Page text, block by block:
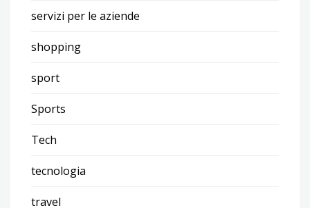
servizi per le aziende
shopping
sport
Sports
Tech
tecnologia
travel